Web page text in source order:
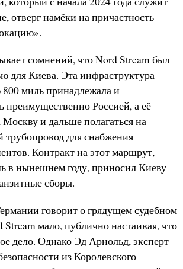
отверг намёки на причастность
сомнений, что Nord Stream был
для Киева. Эта инфраструктура
миль принадлежала и
преимущественно Россией, а её
и дальше полагаться на
трубопровод для снабжения
Контракт на этот маршрут,
в нынешнем году, приносил Киеву
сборы.
говорит о грядущем судебном
Stream мало, публично настаивая, что
дело. Однако Эд Арнольд, эксперт
из Королевского